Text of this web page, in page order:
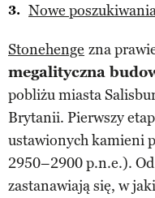
Nowe
Stonehenge zna
megalityczna
pobliżu miasta
Brytanii. Pierwszy
ustawionych kamieni
2950–2900 p.n.e.).
zastanawiają się, w